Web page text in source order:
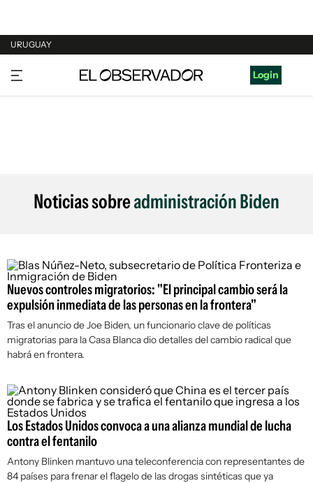
URUGUAY
URUGUAY
ARGENTINA
Login
Noticias sobreadministración Biden
Nuevos controles migratorios: "El principal cambio será la
expulsión inmediata de las personas en la frontera"
Tras el anuncio de Joe Biden, un funcionario clave de políticas
migratorias para la Casa Blanca dio detalles del cambio radical que
habrá en frontera.
Los Estados Unidos convoca a una alianza mundial de lucha
contra el fentanilo
Antony Blinken mantuvo una teleconferencia con representantes de
84 países para frenar el flagelo de las drogas sintéticas que ya